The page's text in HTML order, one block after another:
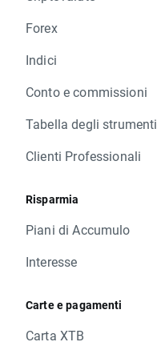
Forex
Indici
Conto e commissioni
Tabella degli strumenti
Clienti Professionali
Risparmia
Piani di Accumulo
Interesse
Carte e pagamenti
Carta XTB